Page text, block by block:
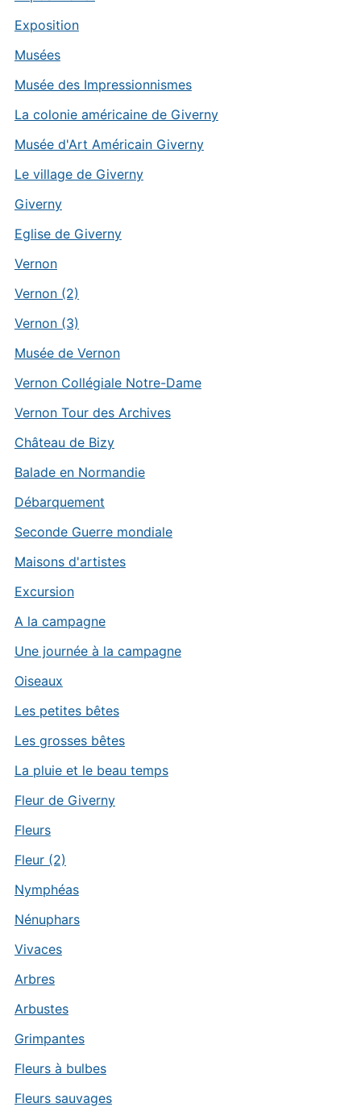
Exposition
Musées
Musée des Impressionnismes
La colonie américaine de Giverny
Musée d'Art Américain Giverny
Le village de Giverny
Giverny
Eglise de Giverny
Vernon
Vernon (2)
Vernon (3)
Musée de Vernon
Vernon Collégiale Notre-Dame
Vernon Tour des Archives
Château de Bizy
Balade en Normandie
Débarquement
Seconde Guerre mondiale
Maisons d'artistes
Excursion
A la campagne
Une journée à la campagne
Oiseaux
Les petites bêtes
Les grosses bêtes
La pluie et le beau temps
Fleur de Giverny
Fleurs
Fleur (2)
Nymphéas
Nénuphars
Vivaces
Arbres
Arbustes
Grimpantes
Fleurs à bulbes
Fleurs sauvages